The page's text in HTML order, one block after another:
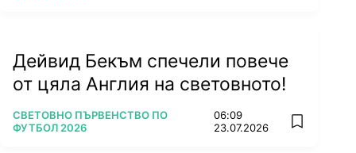
Дейвид Бекъм спечели повече
от цяла Англия на световното!
ПОВЕЧЕ ОТ
СВЕТОВНО ПЪРВЕНСТВО ПО
ФУТБОЛ 2026
06:09
23.07.2026
add